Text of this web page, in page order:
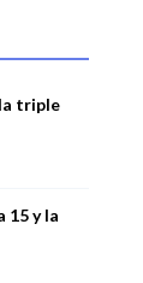
triple
15 y la